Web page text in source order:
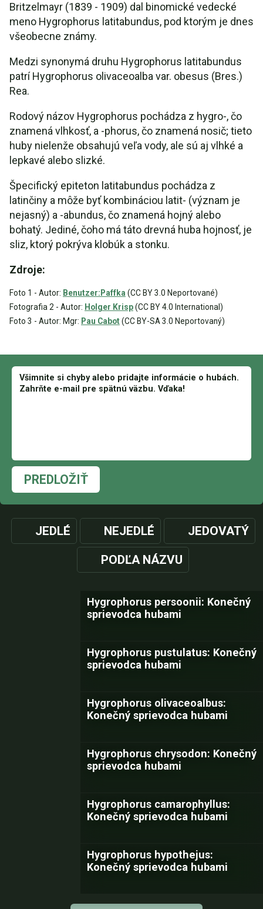
Britzelmayr (1839 - 1909) dal binomické vedecké
meno Hygrophorus latitabundus, pod ktorým je dnes
všeobecne známy.
Medzi synonymá druhu Hygrophorus latitabundus
patrí Hygrophorus olivaceoalba var. obesus (Bres.)
Rea.
Rodový názov Hygrophorus pochádza z hygro-, čo
znamená vlhkosť, a -phorus, čo znamená nosič; tieto
huby nielenže obsahujú veľa vody, ale sú aj vlhké a
lepkavé alebo slizké.
Špecifický epiteton latitabundus pochádza z
latinčiny a môže byť kombináciou latit- (význam je
nejasný) a -abundus, čo znamená hojný alebo
bohatý. Jediné, čoho má táto drevná huba hojnosť, je
sliz, ktorý pokrýva klobúk a stonku.
Zdroje:
Foto 1 - Autor: Benutzer:Paffka (CC BY 3.0 Neportované)
Fotografia 2 - Autor: Holger Krisp(CC BY 4.0 International)
Foto 3 - Autor: Mgr: Pau Cabot(CC BY-SA 3.0 Neportovaný)
PREDLOŽIŤ
JEDLÉ NEJEDLÉ JEDOVATÝ
PODĽA NÁZVU
Hygrophorus persoonii: Konečný
sprievodca hubami
Hygrophorus pustulatus: Konečný
sprievodca hubami
Hygrophorus olivaceoalbus:
Konečný sprievodca hubami
Hygrophorus chrysodon: Konečný
sprievodca hubami
Hygrophorus camarophyllus:
Konečný sprievodca hubami
Hygrophorus hypothejus:
Konečný sprievodca hubami